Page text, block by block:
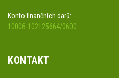
Konto finančních darů:
10006-102125664/0600
KONTAKT